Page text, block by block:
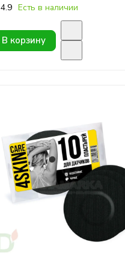
4.9 Есть в наличии
В корзину